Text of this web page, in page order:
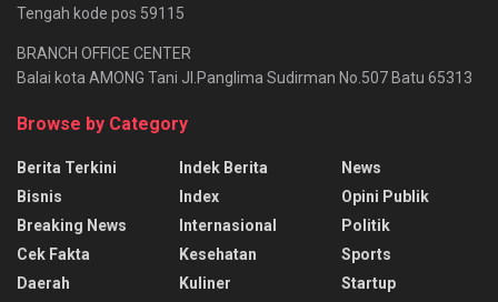
Tengah kode pos 59115
BRANCH OFFICE CENTER
Balai kota AMONG Tani Jl.Panglima Sudirman No.507 Batu 65313
Browse by Category
Berita Terkini
Bisnis
Breaking News
Cek Fakta
Daerah
Indek Berita
Index
Internasional
Kesehatan
Kuliner
News
Opini Publik
Politik
Sports
Startup